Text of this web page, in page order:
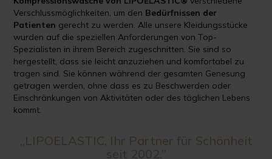
Verschlussmöglichkeiten, um den Bedürfnissen der
Patienten gerecht zu werden. Alle unsere Kleidungsstücke
wurden auf die speziellen Anforderungen von Top-
Spezialisten in ihrem Bereich zugeschnitten. Sie sind so
hergestellt, dass sie leicht anzuziehen und komfortabel zu
tragen sind. Sie können während der gesamten Genesung
getragen werden, ohne dass es zu Beschwerden oder
Einschränkungen von Aktivitäten oder des täglichen Lebens
kommt.
„LIPOELASTIC, Ihr Partner für Schönheit
seit 2002.”